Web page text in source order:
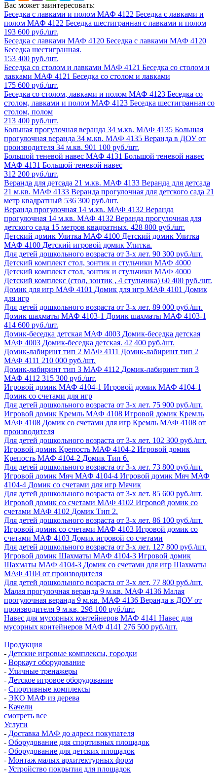
Вас может заинтересовать:
Беседка с лавками и полом МАФ 4122 Беседка с лавками и
полом МАФ 4122 Беседка шестигранная с лавками и полом
193 600 руб./шт.
Беседка с лавками МАФ 4120 Беседка с лавками МАФ 4120
Беседка шестигранная.
153 400 руб./шт.
Беседка со столом и лавками МАФ 4121 Беседка со столом и
лавками МАФ 4121 Беседка со столом и лавками
175 600 руб./шт.
Беседка со столом, лавками и полом МАФ 4123 Беседка со
столом, лавками и полом МАФ 4123 Беседка шестигранная со
столом, полом
213 400 руб./шт.
Большая прогулочная веранда 34 м.кв. МАФ 4135 Большая
прогулочная веранда 34 м.кв. МАФ 4135 Веранда в ДОУ от
производителя 34 м.кв. 901 100 руб./шт.
Большой теневой навес МАФ 4131 Большой теневой навес
МАФ 4131 Большой теневой навес
312 200 руб./шт.
Веранда для детсада 21 м.кв. МАФ 4133 Веранда для детсада
21 м.кв. МАФ 4133 Веранда прогулочная для детского сада 21
метр квадратный 536 300 руб./шт.
Веранда прогулочная 14 м.кв. МАФ 4132 Веранда
прогулочная 14 м.кв. МАФ 4132 Веранда прогулочная для
детского сада 15 метров квадратных. 428 800 руб./шт.
Детский домик Улитка МАФ 4100 Детский домик Улитка
МАФ 4100 Детский игровой домик Улитка.
Для детей дошкольного возраста от 3-х лет. 90 300 руб./шт.
Детский комплект стол, зонтик и стульчики МАФ 4000
Детский комплект стол, зонтик и стульчики МАФ 4000
Детский комплекс (стол, зонтик , 4 стульчика) 60 400 руб./шт.
Домик для игр МАФ 4101 Домик для игр МАФ 4101 Домик
для игр
Для детей дошкольного возраста от 3-х лет. 89 000 руб./шт.
Домик шахматы МАФ 4103-1 Домик шахматы МАФ 4103-1
414 600 руб./шт.
Домик-беседка детская МАФ 4003 Домик-беседка детская
МАФ 4003 Домик-беседка детская. 42 400 руб./шт.
Домик-лабиринт тип 2 МАФ 4111 Домик-лабиринт тип 2
МАФ 4111 210 000 руб./шт.
Домик-лабиринт тип 3 МАФ 4112 Домик-лабиринт тип 3
МАФ 4112 315 300 руб./шт.
Игровой домик МАФ 4104-1 Игровой домик МАФ 4104-1
Домик со счетами для игр
Для детей дошкольного возраста от 3-х лет. 75 900 руб./шт.
Игровой домик Кремль МАФ 4108 Игровой домик Кремль
МАФ 4108 Домик со счетами для игр Кремль МАФ 4108 от
производителя
Для детей дошкольного возраста от 3-х лет. 102 300 руб./шт.
Игровой домик Крепость МАФ 4104-2 Игровой домик
Крепость МАФ 4104-2 Домик Тип 6.
Для детей дошкольного возраста от 3-х лет. 73 800 руб./шт.
Игровой домик Мяч МАФ 4104-4 Игровой домик Мяч МАФ
4104-4 Домик со счетами для игр Мячик
Для детей дошкольного возраста от 3-х лет. 85 600 руб./шт.
Игровой домик со счетами МАФ 4102 Игровой домик со
счетами МАФ 4102 Домик Тип 2.
Для детей дошкольного возраста от 3-х лет. 86 100 руб./шт.
Игровой домик со счетами МАФ 4103 Игровой домик со
счетами МАФ 4103 Домик игровой со счетами
Для детей дошкольного возраста от 3-х лет. 127 800 руб./шт.
Игровой домик Шахматы МАФ 4104-3 Игровой домик
Шахматы МАФ 4104-3 Домик со счетами для игр Шахматы
МАФ 4104 от производителя
Для детей дошкольного возраста от 3-х лет. 77 800 руб./шт.
Малая прогулочная веранда 9 м.кв. МАФ 4136 Малая
прогулочная веранда 9 м.кв. МАФ 4136 Веранда в ДОУ от
производителя 9 м.кв. 298 100 руб./шт.
Навес для мусорных контейнеров МАФ 4141 Навес для
мусорных контейнеров МАФ 4141 276 500 руб./шт.
Продукция
- Детские игровые комплексы, городки
- Воркаут оборудование
- Уличные тренажеры
- Детское игровое оборудование
- Спортивные комплексы
- ЭКО МАФ из дерева
- Качели
смотреть все
Услуги
- Доставка МАФ до адреса покупателя
- Оборудование для спортивных площадок
- Оборудование для детских площадок
- Монтаж малых архитектурных форм
- Устройство покрытия для площадок